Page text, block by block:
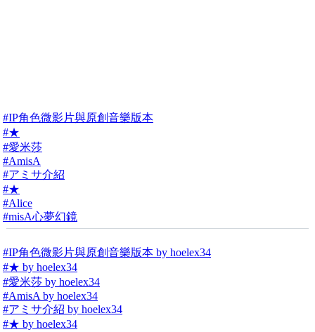
#IP角色微影片與原創音樂版本
#★
#愛米莎
#AmisA
#アミサ介紹
#★
#Alice
#misA心夢幻鏡
#IP角色微影片與原創音樂版本 by hoelex34
#★ by hoelex34
#愛米莎 by hoelex34
#AmisA by hoelex34
#アミサ介紹 by hoelex34
#★ by hoelex34